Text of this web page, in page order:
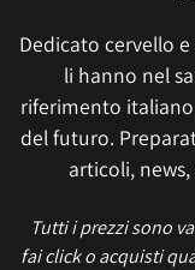
Dedicato cervello
li hanno nel
riferimento
del futuro.
articoli,
Tutti i prezzi sono
fai click o acquisti